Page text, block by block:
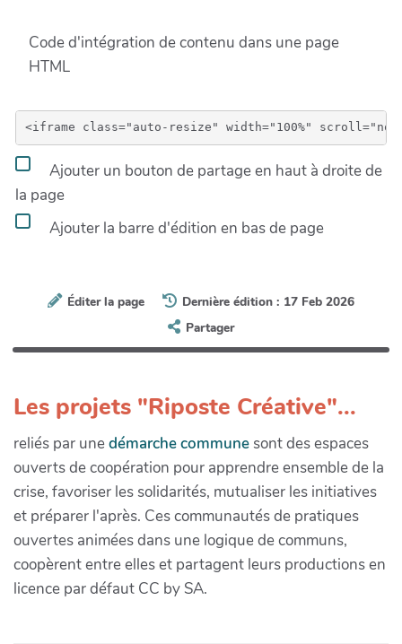
Code d'intégration de contenu dans une page
HTML
Ajouter un bouton de partage en haut à droite de
la page
Ajouter la barre d'édition en bas de page
Éditer la page
Dernière édition : 17 Feb 2026
Partager